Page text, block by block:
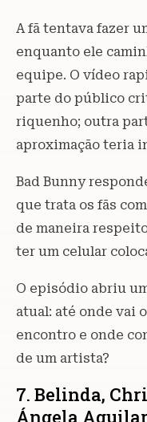
A fã tentava fazer
enquanto ele
equipe. O vídeo
parte do público
riquenho; outra
aproximação teria
Bad Bunny
que trata os fãs
de maneira
ter um celular
O episódio abriu
atual: até onde vai
encontro e onde
de um artista?
7. Belinda,
Ángela